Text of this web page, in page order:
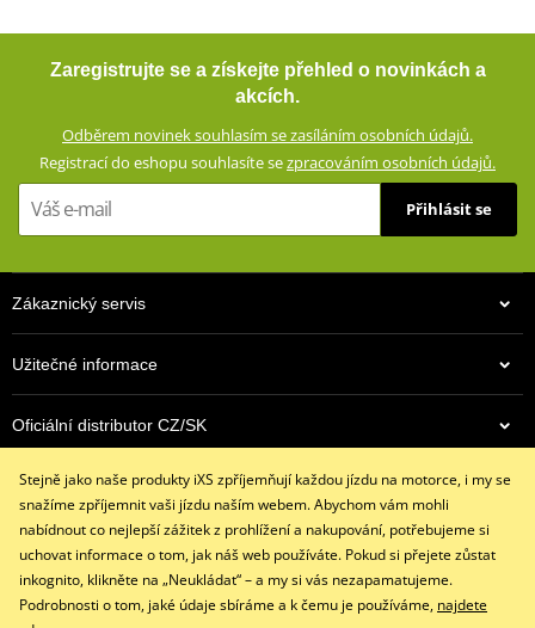
Pohodlné motocyklové džíny klasického střihu s 5 kapsami.
Kevlarová podšívka na exponovaných místech a CE certifikované
Díky strečovým harmonikovým panelům a příměsi elastanu se
džíny snadno přizpůsobí jizdní pozici na motorce a neomezují vás
v pohybu.
Džíny s klasickými 5 kapsami
Dostupné ve více barevných variantách
Vnější materiál 98% bavlna, 2% spandex
Podšívka 100% polyester
Ochranné panely: 60% aramid (Kevlar®) na impaktních
místech, 40% polyester
Strečové harmonikové panely na koleni a nad sedací částí
Síťová podšívka od pasu po kolena
Výškově nastavitelné vyjímatelné CE certifikované chrániče
kolen a kyčlí
PDF iXS SIZE
Zaregistrujte se a získejte přehled o novinkách a
akcích.
Odběrem novinek souhlasím se zasíláním osobních údajů.
Registrací do eshopu souhlasíte sezpracováním osobních údajů.
Přihlásit se
Zákaznický servis
Užitečné informace
Oficiální distributor CZ/SK
Kontaktujte nás
info@ixs-motopoint.cz
Po - Pá (8:00 - 16:30)
Stejně jako naše produkty iXS zpříjemňují každou jízdu na motorce, i my se
snažíme zpříjemnit vaši jízdu naším webem. Abychom vám mohli
nabídnout co nejlepší zážitek z prohlížení a nakupování, potřebujeme si
uchovat informace o tom, jak náš web používáte. Pokud si přejete zůstat
inkognito, klikněte na „Neukládat“ – a my si vás nezapamatujeme.
Podrobnosti o tom, jaké údaje sbíráme a k čemu je používáme, najdete